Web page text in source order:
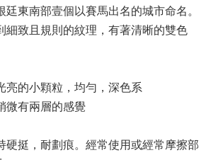
東南部壹個以賽馬出名的城市命名。
細致且規則的紋理，有著清晰的雙色
亮的小顆粒，均勻，深色系
微有兩層的感覺
硬挺，耐劃痕。經常使用或經常摩擦部